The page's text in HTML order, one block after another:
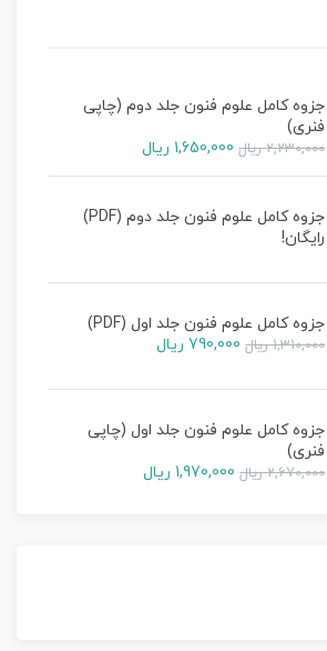
جزوه کامل علوم فنون جلد دوم (چاپی
فنری)
2,230,000 ریال 1,650,000 ریال
جزوه کامل علوم فنون جلد دوم (PDF)
رایگان!
جزوه کامل علوم فنون جلد اول (PDF)
1,310,000 ریال 790,000 ریال
جزوه کامل علوم فنون جلد اول (چاپی
فنری)
2,670,000 ریال 1,970,000 ریال